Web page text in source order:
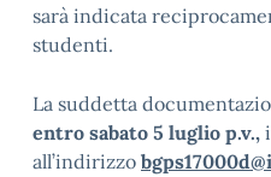
sarà indicata
studenti.
La suddetta
entro sabato 5 luglio p.v.,
all’indirizzo